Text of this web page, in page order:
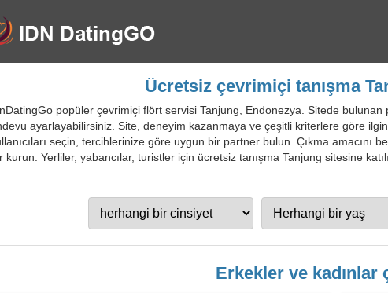
Ücretsiz çevrimiçi tanışma
popüler çevrimiçi flört servisi Tanjung, Endonezya. Sitede
ayarlayabilirsiniz. Site, deneyim kazanmaya ve çeşitli kriterlere göre
seçin, tercihlerinize göre uygun bir partner bulun. Çıkma amacını
kurun. Yerliler, yabancılar, turistler için ücretsiz tanışma Tanjung sitesine
Erkekler ve kadınlar